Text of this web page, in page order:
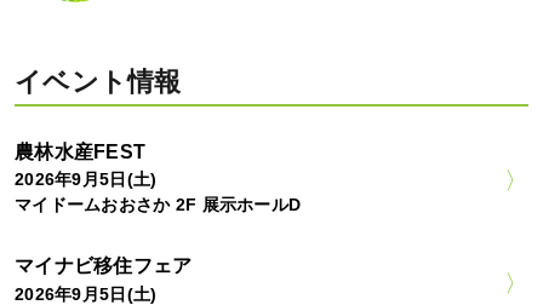
イベント情報
農林水産FEST
2026年9月5日(土)
マイドームおおさか 2F 展示ホールD
マイナビ移住フェア
2026年9月5日(土)